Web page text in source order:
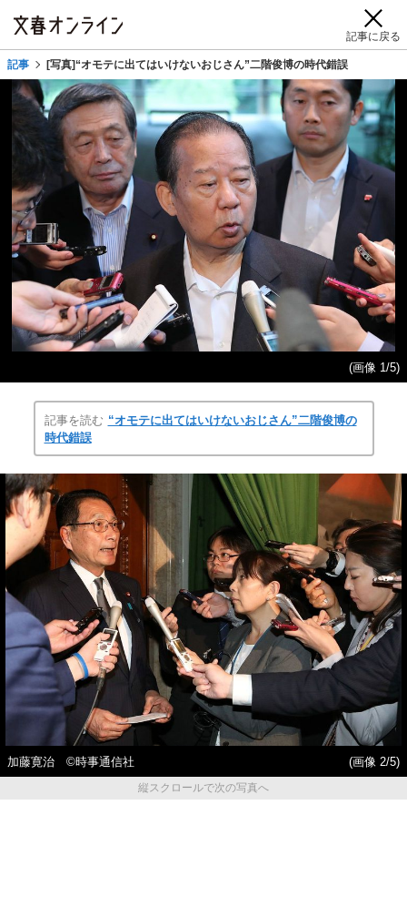
記事に戻る
記事 [写真]“オモテに出てはいけないおじさん”二階俊博の時代錯誤
(画像 1/5)
記事を読む “オモテに出てはいけないおじさん”二階俊博の
時代錯誤
加藤寛治 ©時事通信社
(画像 2/5)
縦スクロールで次の写真へ